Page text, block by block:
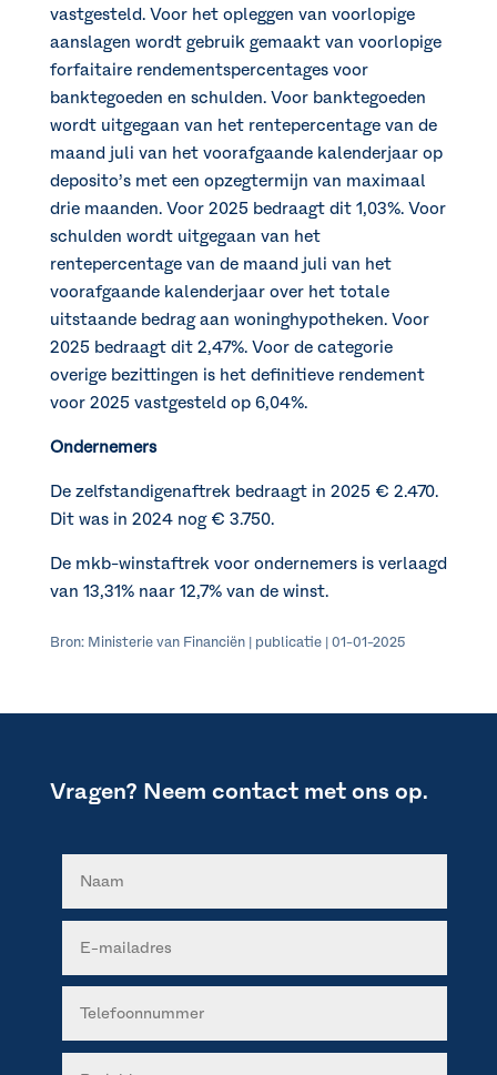
vastgesteld. Voor het opleggen van voorlopige
aanslagen wordt gebruik gemaakt van voorlopige
forfaitaire rendementspercentages voor
banktegoeden en schulden. Voor banktegoeden
wordt uitgegaan van het rentepercentage van de
maand juli van het voorafgaande kalenderjaar op
deposito’s met een opzegtermijn van maximaal
drie maanden. Voor 2025 bedraagt dit 1,03%. Voor
schulden wordt uitgegaan van het
rentepercentage van de maand juli van het
voorafgaande kalenderjaar over het totale
uitstaande bedrag aan woninghypotheken. Voor
2025 bedraagt dit 2,47%. Voor de categorie
overige bezittingen is het definitieve rendement
voor 2025 vastgesteld op 6,04%.
Ondernemers
De zelfstandigenaftrek bedraagt in 2025 € 2.470.
Dit was in 2024 nog € 3.750.
De mkb-winstaftrek voor ondernemers is verlaagd
van 13,31% naar 12,7% van de winst.
Bron: Ministerie van Financiën | publicatie | 01-01-2025
Vragen? Neem contact met ons op.